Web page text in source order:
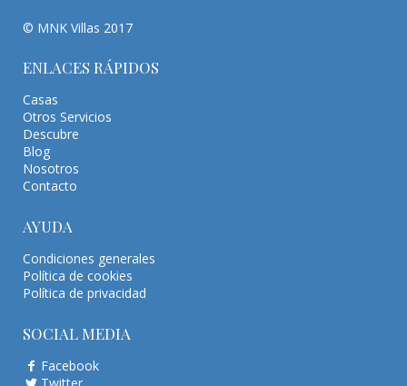
© MNK Villas 2017
ENLACES RÁPIDOS
Casas
Otros Servicios
Descubre
Blog
Nosotros
Contacto
AYUDA
Condiciones generales
Política de cookies
Política de privacidad
SOCIAL MEDIA
Facebook
Twitter